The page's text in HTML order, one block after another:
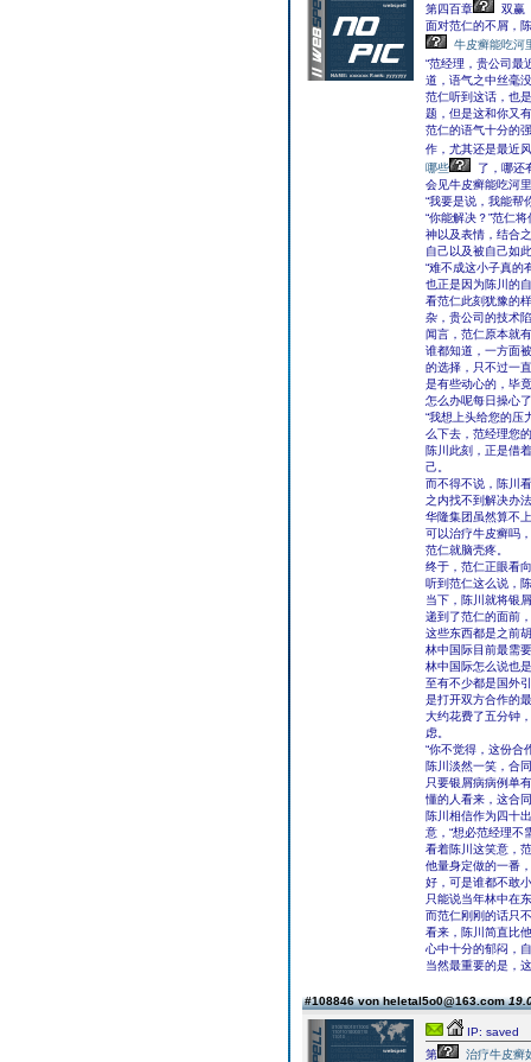
第四百章
双赢
面对范仁的不屑，
牛皮癣能吃河
“范经理，贵公司最
道，语气之中丝毫
范仁听到这话，也
题，但是这和你又
范仁的语气十分的
作，尤其还是最近
哪些
了，哪还
会见牛皮癣能吃河
“我要是说，我能帮
“你能解决？”范仁
神以及表情，结合
自己以及被自己如
“难不成这小子真的
也正是因为陈川的
看范仁此刻犹豫的
杂，贵公司的技术
闻言，范仁原本就
谁都知道，一方面
的选择，只不过一
是有些动心的，毕
怎么办呢每日操心
“我想上头给您的压
么下去，范经理您
陈川此刻，正是借
己。
而不得不说，陈川
之内找不到解决办
华隆集团虽然算不
可以治疗牛皮癣吗
范仁就脑壳疼。
终于，范仁正眼看
听到范仁这么说，
当下，陈川就将银
递到了范仁的面前
这些东西都是之前
林中国际目前最需
林中国际怎么说也
至有不少都是国外
是打开双方合作的
大约花费了五分钟
虑。
“你不觉得，这份合
陈川淡然一笑，合
只要银屑病病例单
懂的人看来，这合
陈川相信作为四十
意，“想必范经理不
看着陈川这笑意，
他量身定做的一番
好，可是谁都不敢
只能说当年林中在
而范仁刚刚的话只
看来，陈川简直比
心中十分的郁闷，
当然最重要的是，
#108846 von heletal5o0@163.com
IP: saved
第
治疗牛皮癣